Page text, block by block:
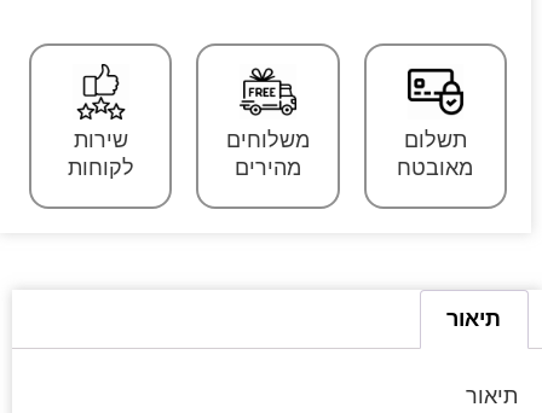
תשלום
מאובטח
משלוחים
מהירים
שירות
לקוחות
תיאור
תיאור